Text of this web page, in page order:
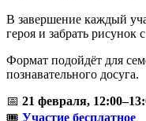
В завершение каждый
героя и забрать рисунок
Формат подойдёт для
познавательного досуга.
📅 21 февраля,
🎟 Участие бесплатное